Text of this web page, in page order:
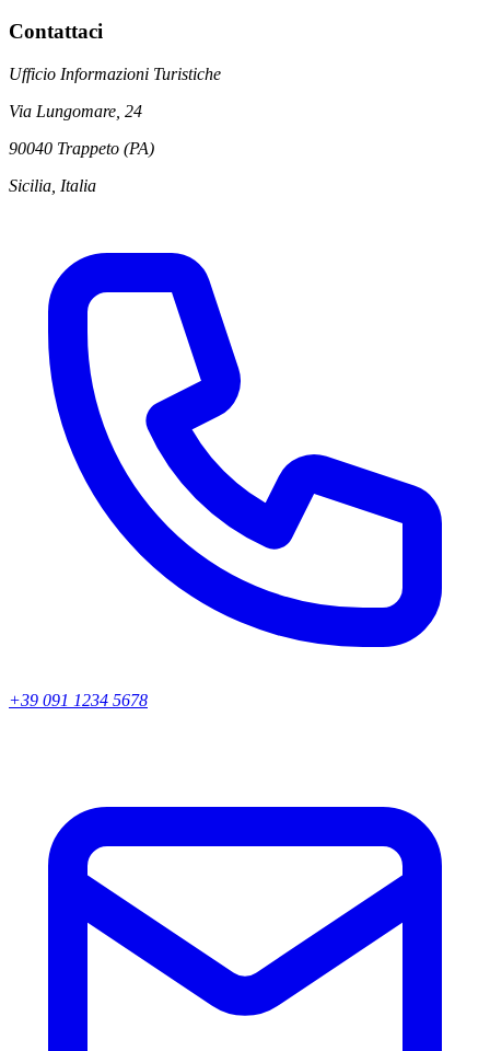
Contattaci
Ufficio Informazioni Turistiche
Via Lungomare, 24
90040 Trappeto (PA)
Sicilia, Italia
+39 091 1234 5678